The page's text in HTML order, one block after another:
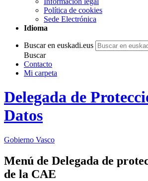
Política de cookies
Sede Electrónica
Idioma
Buscar en euskadi.eus
Buscar
Contacto
Mi carpeta
Delegada de
Datos
Gobierno Vasco
Menú de Delegada de
de la CAE